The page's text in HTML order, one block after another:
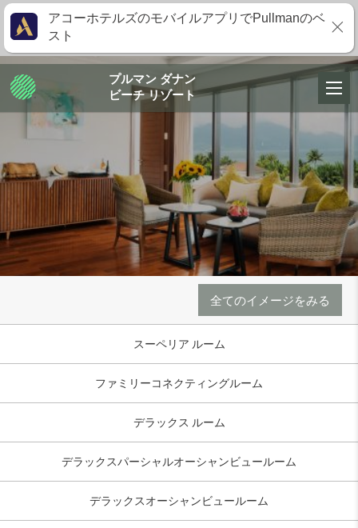
全てのイメージをみる
スーペリア ルーム
ファミリーコネクティングルーム
デラックス ルーム
デラックスパーシャルオーシャンビュールーム
デラックスオーシャンビュールーム
プルマン ダナン
ビーチ リゾート
アコーホテルズのモバイルアプリでPullmanのベ
スト